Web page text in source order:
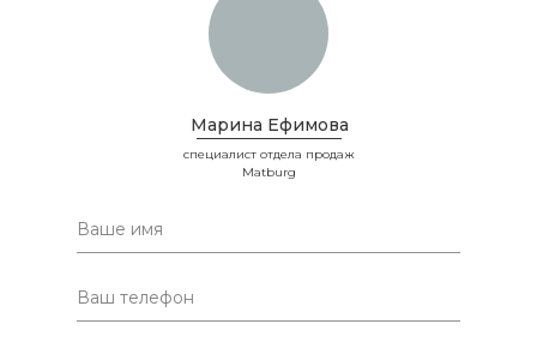
Ваше имя
Ваш телефон
Марина Ефимова
специалист отдела продаж
Matburg